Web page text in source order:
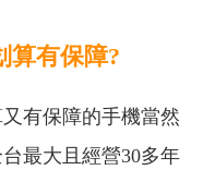
算有保障?
有保障的手機當然
台最大且經營30多年